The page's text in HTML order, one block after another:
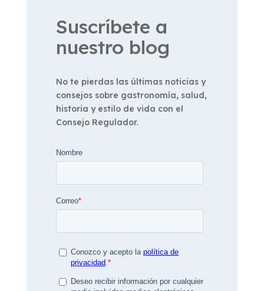
Suscríbete a
nuestro blog
No te pierdas las últimas noticias y
consejos sobre gastronomía, salud,
historia y estilo de vida con el
Consejo Regulador.